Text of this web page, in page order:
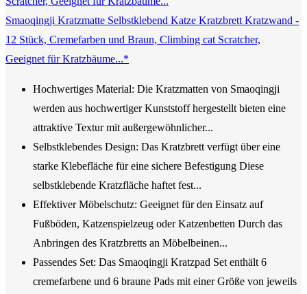
Smaoqingji Kratzmatte Selbstklebend Katze Kratzbrett Kratzwand -
12 Stück, Cremefarben und Braun, Climbing cat Scratcher,
Geeignet für Kratzbäume...*
Hochwertiges Material: Die Kratzmatten von Smaoqingji
werden aus hochwertiger Kunststoff hergestellt bieten eine
attraktive Textur mit außergewöhnlicher...
Selbstklebendes Design: Das Kratzbrett verfügt über eine
starke Klebefläche für eine sichere Befestigung Diese
selbstklebende Kratzfläche haftet fest...
Effektiver Möbelschutz: Geeignet für den Einsatz auf
Fußböden, Katzenspielzeug oder Katzenbetten Durch das
Anbringen des Kratzbretts an Möbelbeinen...
Passendes Set: Das Smaoqingji Kratzpad Set enthält 6
cremefarbene und 6 braune Pads mit einer Größe von jeweils